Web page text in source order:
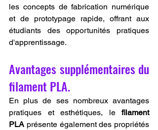
les concepts de fabrication numérique
et de prototypage rapide, offrant aux
étudiants des opportunités pratiques
d'apprentissage.
Avantages supplémentaires du
filament PLA.
En plus de ses nombreux avantages
pratiques et esthétiques, le filament
PLA présente également des propriétés